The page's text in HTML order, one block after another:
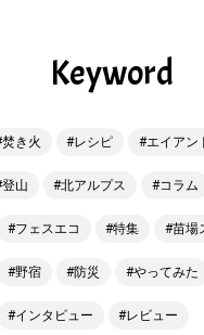
Keyword
焚き火 レシピ エイアン
登山 北アルプス コラム
フェスエコ 特集 苗場
野宿 防災 やってみた
インタビュー レビュー